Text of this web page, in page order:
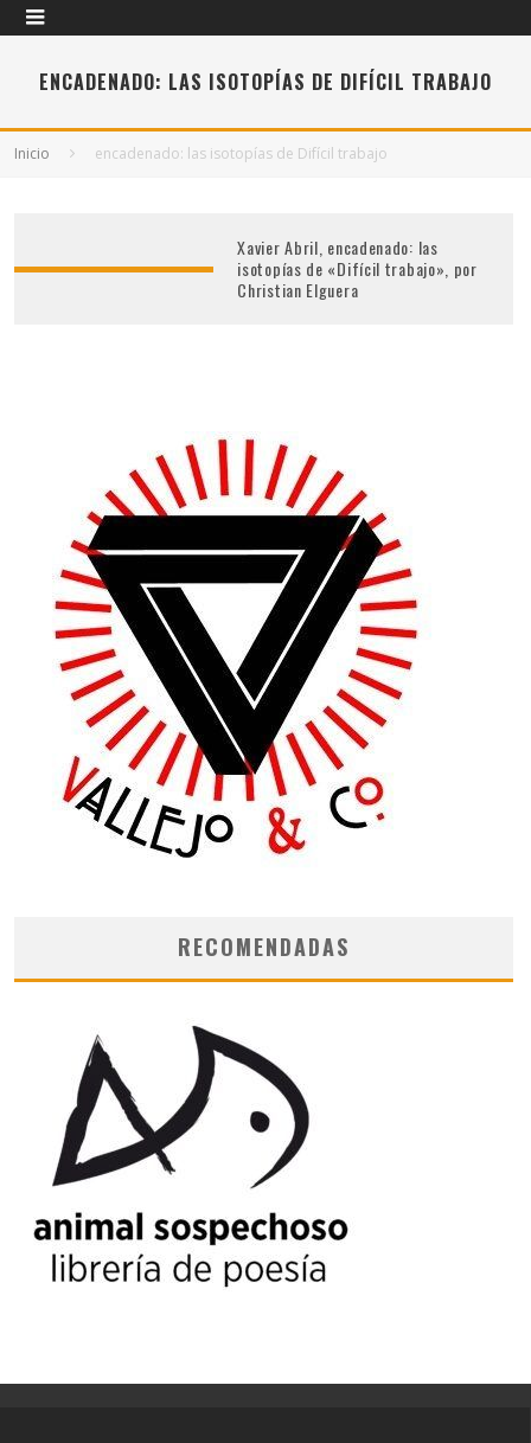
ENCADENADO: LAS ISOTOPÍAS DE DIFÍCIL TRABAJO
Inicio encadenado: las isotopías de Difícil trabajo
Xavier Abril, encadenado: las
isotopías de «Difícil trabajo», por
Christian Elguera
RECOMENDADAS